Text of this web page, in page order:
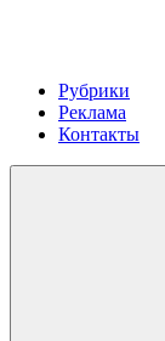
Рубрики
Реклама
Контакты